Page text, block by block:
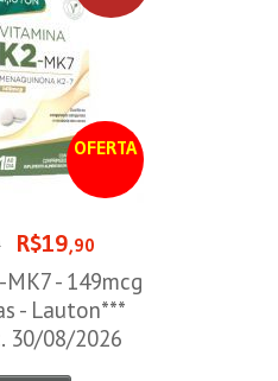
OFERTA
R$19,90
- 149mcg
- Lauton***
30/08/2026